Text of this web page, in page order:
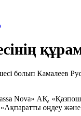
болып Камалеев
Nova» АҚ,
өңдеу